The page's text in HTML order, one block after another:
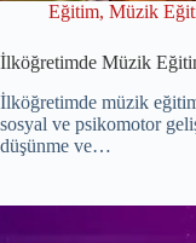
Eğitim, Müzik
İlköğretimde Müzik
İlköğretimde müzik
sosyal ve psikomotor
düşünme ve…